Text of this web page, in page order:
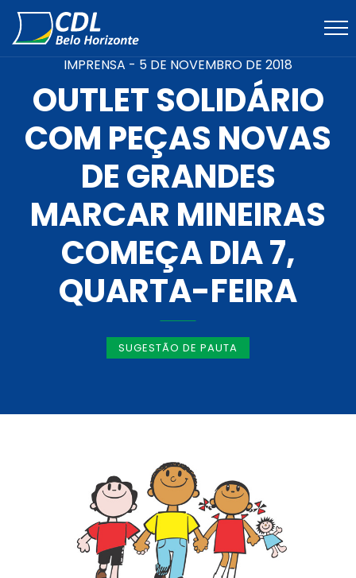
IMPRENSA - 5 DE NOVEMBRO DE 2018
OUTLET SOLIDÁRIO
COM PEÇAS NOVAS
DE GRANDES
MARCAR MINEIRAS
COMEÇA DIA 7,
QUARTA-FEIRA
SUGESTÃO DE PAUTA